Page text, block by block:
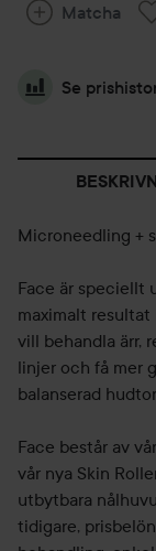
Matcha
Se
Microneedling +
Face är speciellt
maximalt
vill behandla ärr,
linjer och få mer
balanserad
Face består av
vår nya Skin
utbytbara
tidigare,